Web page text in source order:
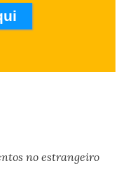
no estrangeiro